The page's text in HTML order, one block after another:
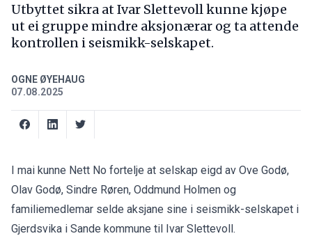
Utbyttet sikra at Ivar Slettevoll kunne kjøpe
ut ei gruppe mindre aksjonærar og ta attende
kontrollen i seismikk-selskapet.
OGNE ØYEHAUG
07.08.2025
I mai kunne Nett No fortelje at selskap eigd av Ove Godø,
Olav Godø, Sindre Røren, Oddmund Holmen og
familiemedlemar selde aksjane sine i seismikk-selskapet i
Gjerdsvika i Sande kommune til Ivar Slettevoll.